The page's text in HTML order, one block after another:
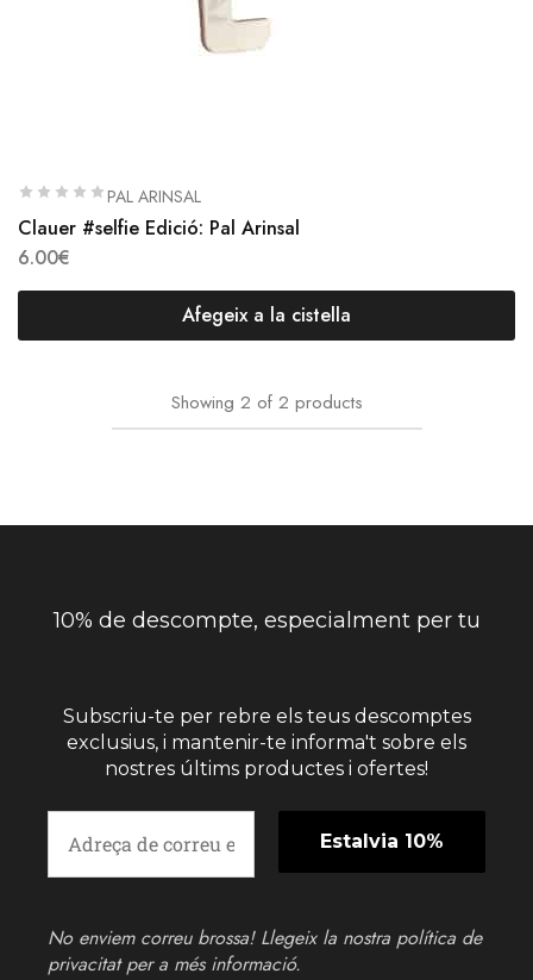
PAL ARINSAL
Clauer #selfie Edició: Pal Arinsal
6.00€
Afegeix a la cistella
Showing 2 of 2 products
10% de descompte, especialment per tu
Subscriu-te per rebre els teus descomptes
exclusius, i mantenir-te informa't sobre els
nostres últims productes i ofertes!
No enviem correu brossa! Llegeix la nostra política de
privacitatper a més informació.